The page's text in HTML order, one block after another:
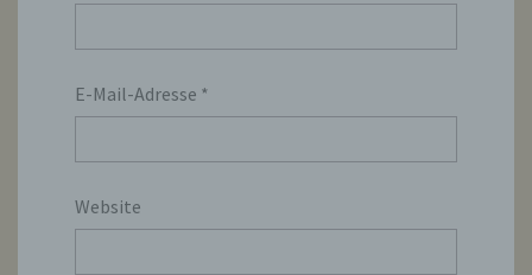
E-Mail-Adresse *
Website